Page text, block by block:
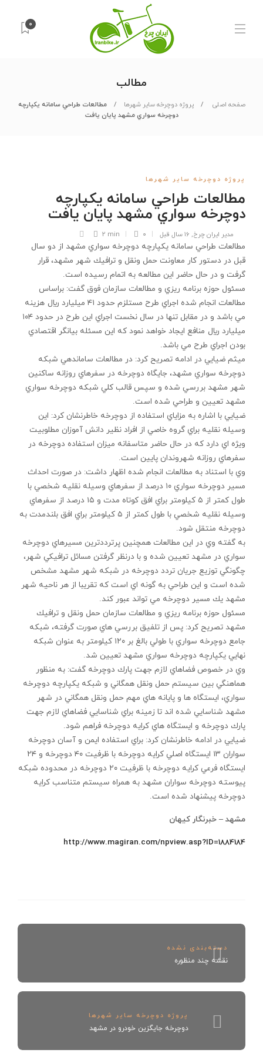
۰
مطالب
صفحه اصلی پروژه دوچرخه سایر شهرها
مطالعات طراحي سامانه يكپارچه
دوچرخه سواري مشهد پايان يافت
پروژه دوچرخه سایر شهرها
مطالعات طراحي سامانه يكپارچه
دوچرخه سواري مشهد پايان يافت
مدیر ایران چرخ, ۱۶ سال قبل ۰ 2 min
مطالعات طراحي سامانه يكپارچه دوچرخه سواري مشهد از دو سال
قبل در دستور كار معاونت حمل ونقل و ترافيك شهر مشهد، قرار
گرفت و در حال حاضر اين مطالعه به اتمام رسيده است.
مسئول حوزه برنامه ريزي و مطالعات سازمان فوق گفت: براساس
مطالعات انجام شده اجراي طرح مستلزم حدود ۴۱ ميليارد ريال هزينه
مي باشد و در مقابل تنها در سال نخست اجراي اين طرح در حدود ۱۰۴
ميليارد ريال منافع ايجاد خواهد نمود كه اين مسئله بيانگر اقتصادي
بودن اجراي طرح مي باشد.
ميثم ضيايي در ادامه تصريح كرد: در مطالعات ساماندهي شبكه
دوچرخه سواري مشهد، جايگاه دوچرخه در سفرهاي روزانه ساكنين
شهر مشهد بررسي شده و سپس قالب كلي شبكه دوچرخه سواري
مشهد تعيين و طراحي شده است.
ضيايي با اشاره به مزاياي استفاده از دوچرخه خاطرنشان كرد: اين
وسيله نقليه براي گروه خاصي از افراد نظير دانش آموزان مطلوبيت
ويژه اي دارد كه در حال حاضر متاسفانه ميزان استفاده دوچرخه در
سفرهاي روزانه شهروندان پايين است.
وي با استناد به مطالعات انجام شده اظهار داشت: در صورت احداث
مسير دوچرخه سواري ۱۰ درصد از سفرهاي وسيله نقليه شخصي با
طول كمتر از ۵ كيلومتر براي افق كوتاه مدت و ۱۵ درصد از سفرهاي
وسيله نقليه شخصي با طول كمتر از ۵ كيلومتر براي افق بلندمدت به
دوچرخه منتقل شود.
به گفته وي در اين مطالعات همچنين پرترددترين مسيرهاي دوچرخه
سواري در مشهد تعيين شده و با درنظر گرفتن مسائل ترافيكي شهر،
چگونگي توزيع جريان تردد دوچرخه در شبكه شهر مشهد مشخص
شده است و اين طراحي به گونه اي است كه تقريبا از هر ناحيه شهر
مشهد يك مسير دوچرخه مي تواند عبور كند.
مسئول حوزه برنامه ريزي و مطالعات سازمان حمل ونقل و ترافيك
مشهد تصريح كرد: پس از تلفيق بررسي هاي صورت گرفته، شبكه
جامع دوچرخه سواري با طولي بالغ بر ۱۲۰ كيلومتر به عنوان شبكه
نهايي يكپارچه دوچرخه سواري مشهد تعيين شد.
وي در خصوص فضاهاي لازم جهت پارك دوچرخه گفت: به منظور
هماهنگي بين سيستم حمل ونقل همگاني و شبكه يكپارچه دوچرخه
سواري، ايستگاه ها و پايانه هاي مهم حمل ونقل همگاني در شهر
مشهد شناسايي شده اند تا زمينه براي شناسايي فضاهاي لازم جهت
پارك دوچرخه و ايستگاه هاي كرايه دوچرخه فراهم شود.
ضيايي در ادامه خاطرنشان كرد: براي استفاده ايمن و آسان دوچرخه
سواران ۱۳ ايستگاه اصلي كرايه دوچرخه با ظرفيت ۴۰ دوچرخه و ۲۴
ايستگاه فرعي كرايه دوچرخه با ظرفيت ۲۰ دوچرخه در محدوده شبكه
پيوسته دوچرخه سواران مشهد به همراه سيستم متناسب كرايه
دوچرخه پيشنهاد شده است.
مشهد – خبرنگار كيهان
http://www.magiran.com/npview.asp?ID=1884184
دسته‌بندی نشده
نقشه چند منظوره
پروژه دوچرخه سایر شهرها
دوچرخه جايگزين خودرو در مشهد